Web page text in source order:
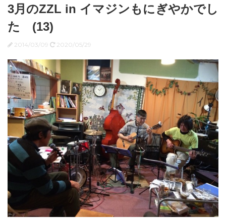
3月のZZL in イマジンもにぎやかでし
た (13)
2014/03/09 2020/05/29